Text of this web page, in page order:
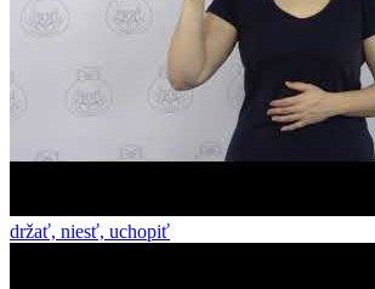
držať, niesť, uchopiť